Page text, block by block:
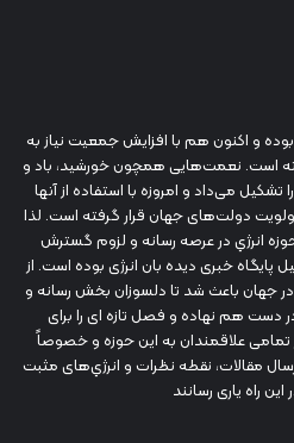
بوده و اکنون هم با افزایش جمعیت نیاز به
است. نعمت‌هایی همچون خورشید، باد و
می‌داد و امروزه با استفاده از آنها
دولت‌های جهان قرار گرفته است. لذا
انرژي در عرصه رسانه و لزوم گسترش
خبری دیده بان انرژی بوده است. از
جهان باعث شد تا دلسوزان بخش رسانه و
هم نهاده و فصل تازه ای را برای
تمامی علاقمندان به این حوزه و خصوصاً
مقالات، نقطه نظرات و انرژي‌های مثبت
این راه یاری رسانند